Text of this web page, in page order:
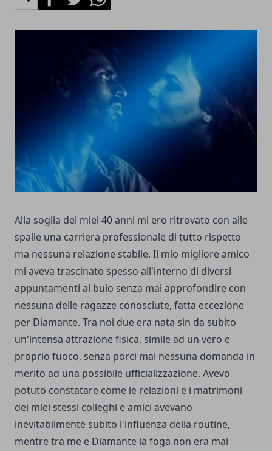
Alla soglia dei miei 40 anni mi ero ritrovato con alle
spalle una carriera professionale di tutto rispetto
ma nessuna relazione stabile. Il mio migliore amico
mi aveva trascinato spesso all'interno di diversi
appuntamenti al buio senza mai approfondire con
nessuna delle ragazze conosciute, fatta eccezione
per Diamante. Tra noi due era nata sin da subito
un'intensa attrazione fisica, simile ad un vero e
proprio fuoco, senza porci mai nessuna domanda in
merito ad una possibile ufficializzazione. Avevo
potuto constatare come le relazioni e i matrimoni
dei miei stessi colleghi e amici avevano
inevitabilmente subito l'influenza della routine,
mentre tra me e Diamante la foga non era mai